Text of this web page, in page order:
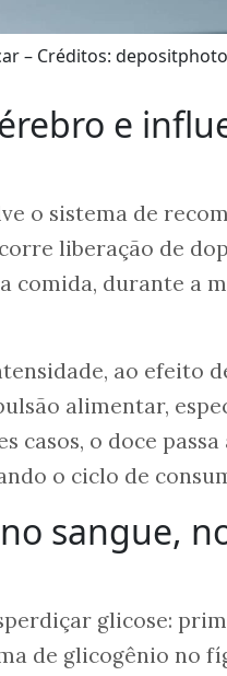
– Créditos:
e
o sistema de
liberação de
comida, durante a
ao efeito
alimentar,
casos, o doce
o ciclo de
sangue,
glicose:
de glicogênio no